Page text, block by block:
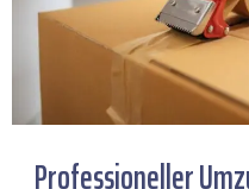
Professioneller